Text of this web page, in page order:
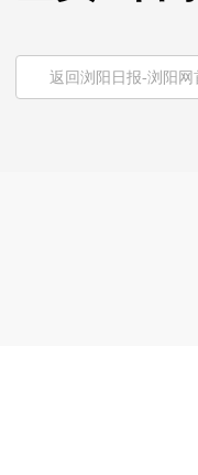
返回浏阳日报-浏阳网